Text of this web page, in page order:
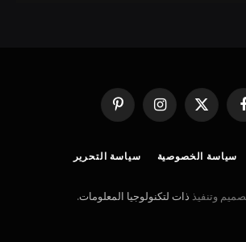
فيسبوك
X
(Twitter)
الانستغرامبينتيريست
سياسة الخصوصية سياسة التحرير
ذات لتكنولوجيا المعلومات.